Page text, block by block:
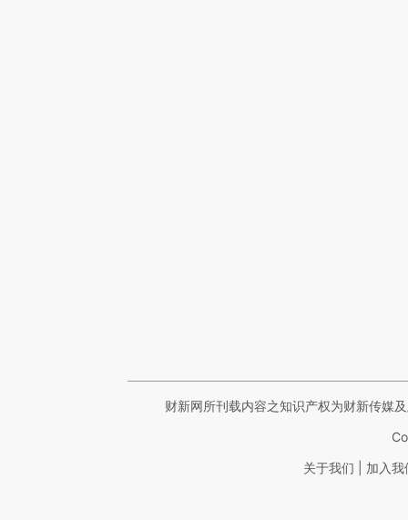
财新网所刊载内容之知识产权为财新传媒
关于我们 加入我